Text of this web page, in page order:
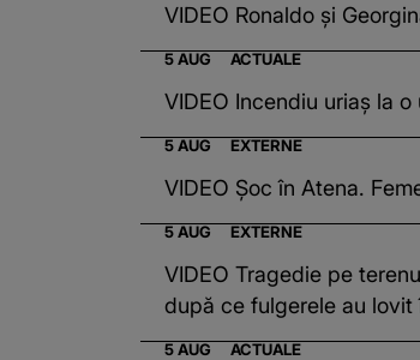
VIDEO Ronaldo și
5 AUG ACTUALE
VIDEO Incendiu uriaș la
5 AUG EXTERNE
VIDEO Șoc în Atena.
5 AUG EXTERNE
VIDEO Tragedie pe
după ce fulgerele au lovit
5 AUG ACTUALE